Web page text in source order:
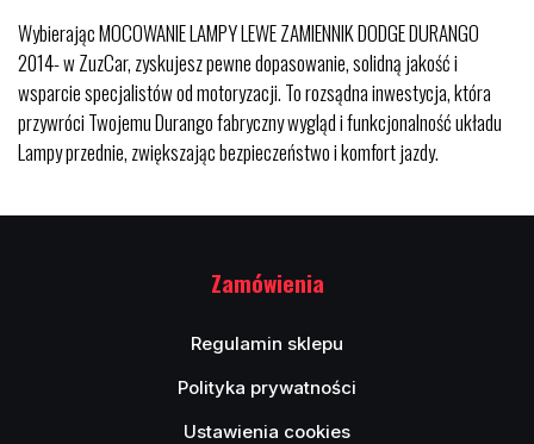
Wybierając MOCOWANIE LAMPY LEWE ZAMIENNIK DODGE DURANGO
2014- w ZuzCar, zyskujesz pewne dopasowanie, solidną jakość i
wsparcie specjalistów od motoryzacji. To rozsądna inwestycja, która
przywróci Twojemu Durango fabryczny wygląd i funkcjonalność układu
Lampy przednie, zwiększając bezpieczeństwo i komfort jazdy.
Zamówienia
Regulamin sklepu
Polityka prywatności
Ustawienia cookies